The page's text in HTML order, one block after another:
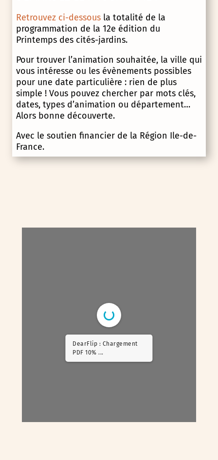
Retrouvez ci-dessousla totalité de la
programmation de la 12e édition du
Printemps des cités-jardins.
Pour trouver l’animation souhaitée, la ville qui
vous intéresse ou les évènements possibles
pour une date particulière : rien de plus
simple ! Vous pouvez chercher par mots clés,
dates, types d’animation ou département…
Alors bonne découverte.
Avec le soutien financier de la Région Ile-de-
France.